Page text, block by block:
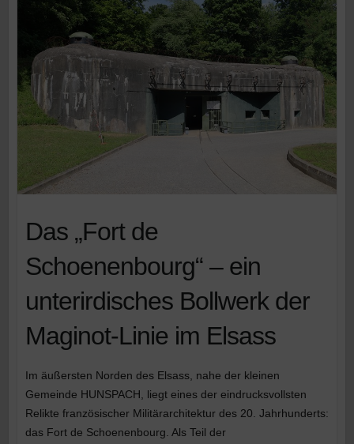
Das „Fort de
Schoenenbourg“ – ein
unterirdisches Bollwerk der
Maginot-Linie im Elsass
Im äußersten Norden des Elsass, nahe der kleinen
Gemeinde HUNSPACH, liegt eines der eindrucksvollsten
Relikte französischer Militärarchitektur des 20. Jahrhunderts:
das Fort de Schoenenbourg. Als Teil der